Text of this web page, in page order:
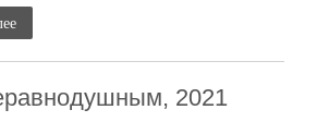
2021